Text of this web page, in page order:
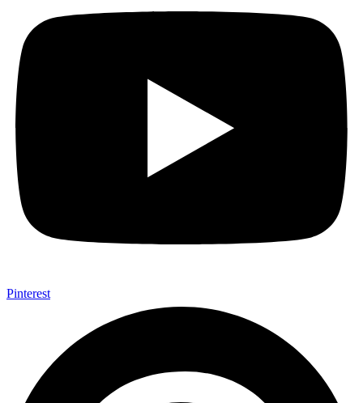
Pinterest